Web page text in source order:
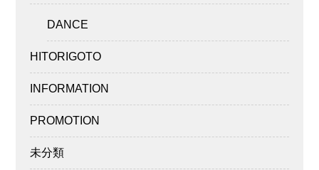
DANCE
HITORIGOTO
INFORMATION
PROMOTION
未分類